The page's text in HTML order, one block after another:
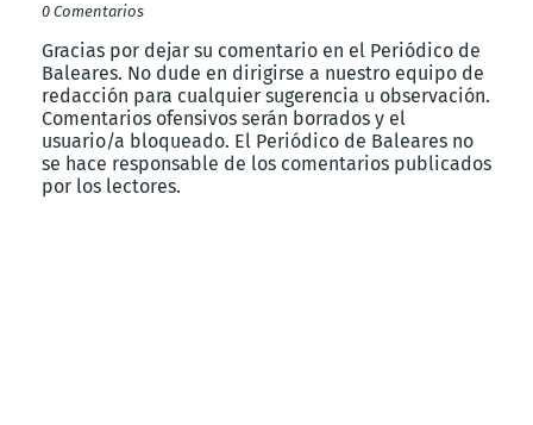
0 Comentarios
Gracias por dejar su comentario en el Periódico de
Baleares. No dude en dirigirse a nuestro equipo de
redacción para cualquier sugerencia u observación.
Comentarios ofensivos serán borrados y el
usuario/a bloqueado. El Periódico de Baleares no
se hace responsable de los comentarios publicados
por los lectores.